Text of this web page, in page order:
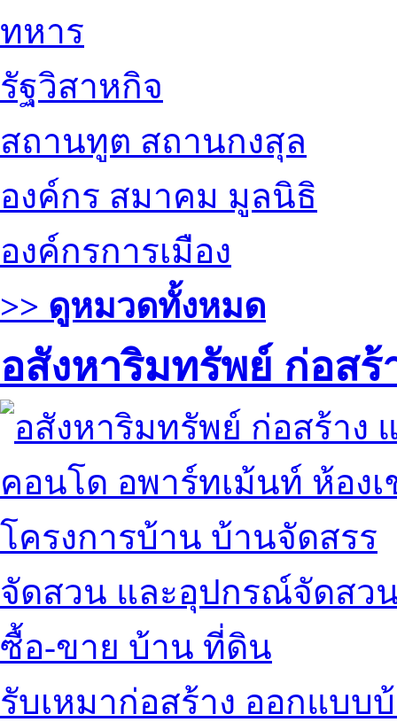
ทหาร
รัฐวิสาหกิจ
สถานทูต สถานกงสุล
องค์กร สมาคม มูลนิธิ
องค์กรการเมือง
>> ดูหมวดทั้งหมด
อสังหาริมทรัพย์ ก่อส
คอนโด อพาร์ทเม้นท์ ห้องเ
โครงการบ้าน บ้านจัดสรร
จัดสวน และอุปกรณ์จัดสว
ซื้อ-ขาย บ้าน ที่ดิน
รับเหมาก่อสร้าง ออกแบบ